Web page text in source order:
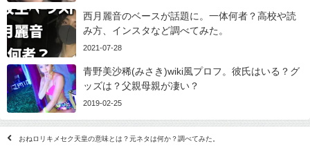
西月麗音のベースが話題に。一体何者？高校や読
み方、インスタなど調べてみた。
2021-07-28
青野美沙稀(みさき)wiki風プロフ。彼氏はいる？グ
ッズは？父親母親が凄い？
2019-02-25
おねロリキメセク天皇の意味とは？元ネタは何か？調べてみた。